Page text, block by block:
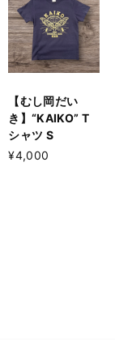
【むし岡だい
き】“KAIKO” T
シャツ S
¥4,000